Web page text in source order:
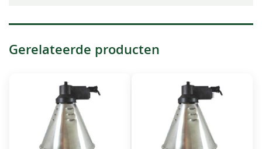
Gerelateerde producten